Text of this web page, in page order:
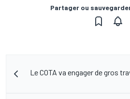
Partager ou
Le COTA va engager de gros